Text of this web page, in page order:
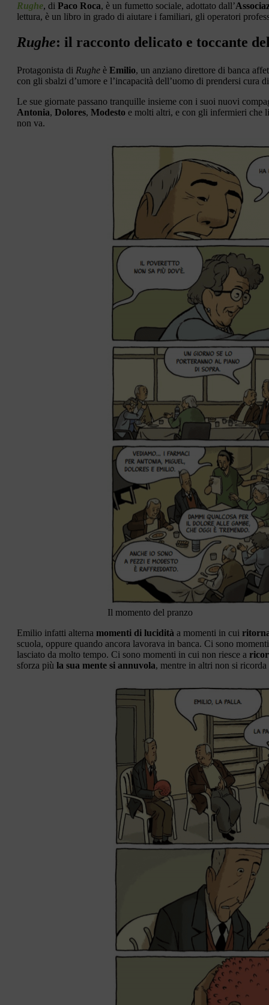
Rughe, di Paco Roca, è un fumetto sociale, adottato dall’
lettura, è un libro in grado di aiutare i familiari, gli operatori
Rughe: il racconto delicato e toccante
Protagonista di Rughe è Emilio, un anziano direttore di banca
con gli sbalzi d’umore e l’incapacità dell’uomo di prendersi cura
Le sue giornate passano tranquille insieme con i suoi nuovi
Antonia, Dolores, Modesto e molti altri, e con gli infermieri che
non va.
Il momento del pranzo
Emilio infatti alterna momenti di lucidità a momenti in cui
scuola, oppure quando ancora lavorava in banca. Ci sono
lasciato da molto tempo. Ci sono momenti in cui non riesce a
sforza più la sua mente si annuvola, mentre in altri non si